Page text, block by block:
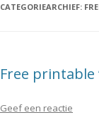
CATEGORIEARCHIEF:
Free printable
Geef een reactie